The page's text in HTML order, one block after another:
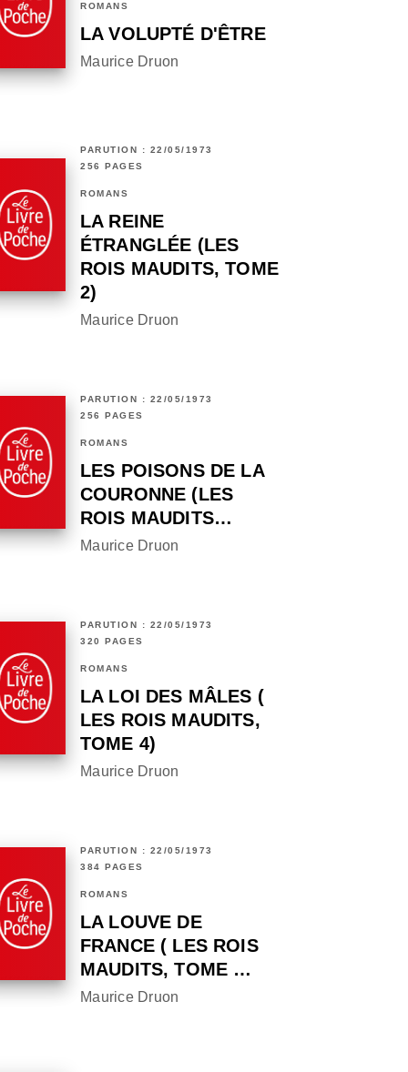
ROMANS
LA VOLUPTÉ D'ÊTRE
Maurice Druon
PARUTION : 22/05/1973
256 PAGES
ROMANS
LA REINE
ÉTRANGLÉE (LES
ROIS MAUDITS, TOME
2)
Maurice Druon
PARUTION : 22/05/1973
256 PAGES
ROMANS
LES POISONS DE LA
COURONNE (LES
ROIS MAUDITS…
Maurice Druon
PARUTION : 22/05/1973
320 PAGES
ROMANS
LA LOI DES MÂLES (
LES ROIS MAUDITS,
TOME 4)
Maurice Druon
PARUTION : 22/05/1973
384 PAGES
ROMANS
LA LOUVE DE
FRANCE ( LES ROIS
MAUDITS, TOME …
Maurice Druon